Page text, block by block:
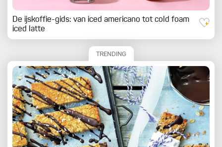
De ijskoffie-gids: van iced americano tot cold foam
iced latte
TRENDING